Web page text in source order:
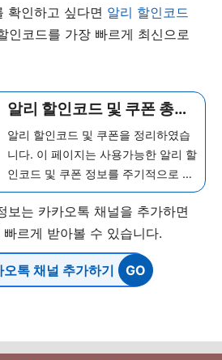
확인하고 싶다면 알리 할인코드
인코드를 가장 빠르게 최신으로
알리 할인코드 및 쿠폰 총정
리
알리 할인코드 및 쿠폰을 정리하였습
니다. 이 페이지는 사용가능한 알리 할
인코드 및 쿠폰 정보를 주기적으로 최
신 업데이트 합니다. ...더 보기
보는 카카오톡 채널을 추가하면
르게 받아볼 수 있습니다.
오톡 채널 추가하기